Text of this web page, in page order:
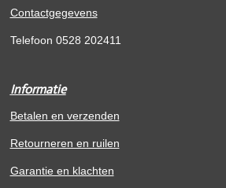
Contactgegevens
Telefoon 0528 202411
Informatie
Betalen en verzenden
Retourneren en ruilen
Garantie en klachten